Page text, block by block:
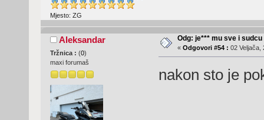
Mjesto: ZG
Aleksandar
Tržnica : (0)
maxi forumaš
Odg: je*** mu sve i sudcu
« Odgovori #54 : 02 Veljača,
nakon sto je